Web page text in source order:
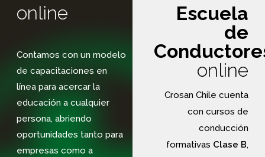
online
Contamos con un modelo
de capacitaciones en
línea para acercar la
educación a cualquier
persona, abriendo
oportunidades tanto para
empresas como a
Escuela
de
online
Crosan Chile cuenta
con cursos de
conducción
formativas Clase B,